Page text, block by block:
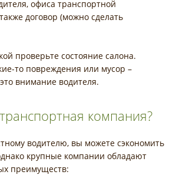
офиса транспортной
договор (можно сделать
проверьте состояние салона.
то повреждения или мусор –
внимание водителя.
компания?
водителю, вы можете сэкономить
крупные компании обладают
преимуществ: